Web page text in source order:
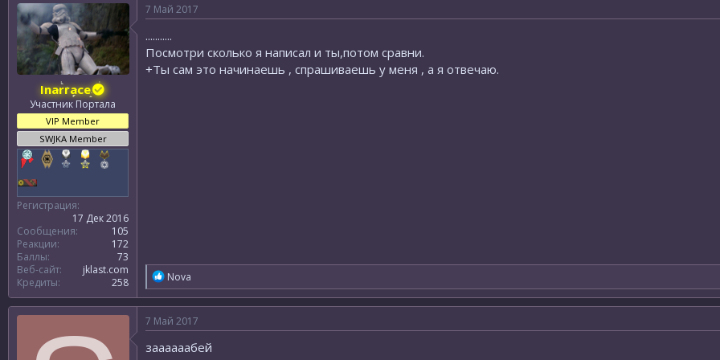
т
е
ы
ч
а
л
а
Inarrace
Участник Портала
VIP Member
SWJKA Member
Регистрация
17 Дек 2016
Сообщения
105
Реакции
172
Баллы
73
Веб-сайт
jklast.com
Кредиты
258
7 Май 2017
...........
Посмотри сколько я написал и ты,потом сравни.
+Ты сам это начинаешь , спрашиваешь у меня , а я отвечаю.
Р
е
а
к
ц
и
Nova
7 Май 2017
заааааабей